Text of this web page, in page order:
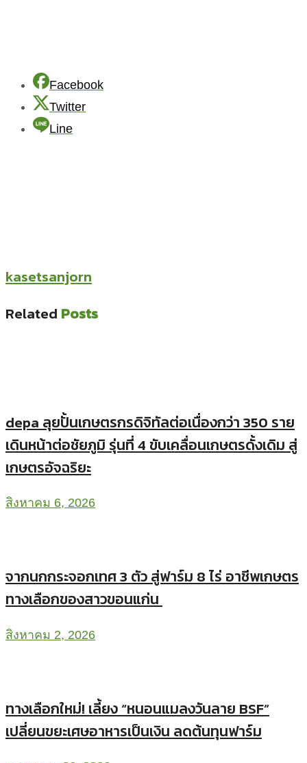
Facebook
Twitter
Line
kasetsanjorn
Related Posts
depa ลุยปั้นเกษตรกรดิจิทัลต่อเนื่องกว่า 350 ราย
เดินหน้าต่อชัยภูมิ รุ่นที่ 4 ขับเคลื่อนเกษตรดั้งเดิม สู่
เกษตรอัจฉริยะ
สิงหาคม 6, 2026
จากนกกระจอกเทศ 3 ตัว สู่ฟาร์ม 8 ไร่ อาชีพเกษตร
ทางเลือกของสาวขอนแก่น
สิงหาคม 2, 2026
ทางเลือกใหม่! เลี้ยง “หนอนแมลงวันลาย BSF”
เปลี่ยนขยะเศษอาหารเป็นเงิน ลดต้นทุนฟาร์ม